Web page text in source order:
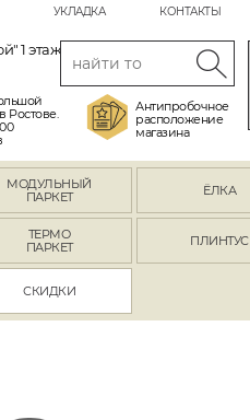
УКЛАДКА КОНТАКТЫ
1 этаж
Ростове.
Антипробочное
расположение
магазина
МОДУЛЬНЫЙ
ПАРКЕТ
ЁЛКА
ТЕРМО
ПАРКЕТ
ПЛИНТУС
СКИДКИ